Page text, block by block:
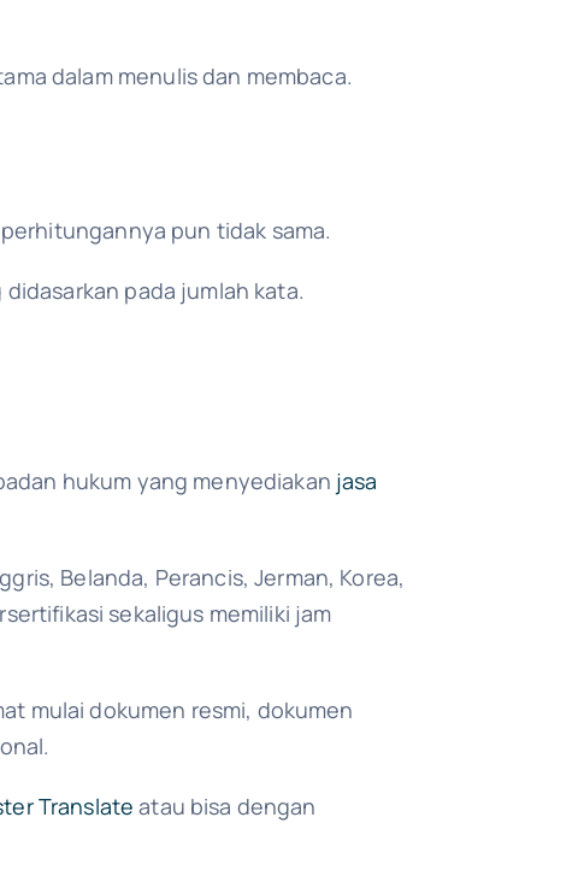
dalam menulis dan membaca.
pun tidak sama.
pada jumlah kata.
hukum yang menyediakan jasa
Belanda, Perancis, Jerman, Korea,
sekaligus memiliki jam
mulai dokumen resmi, dokumen
Translate atau bisa dengan